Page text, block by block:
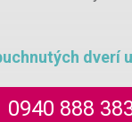
dverí
0940 888